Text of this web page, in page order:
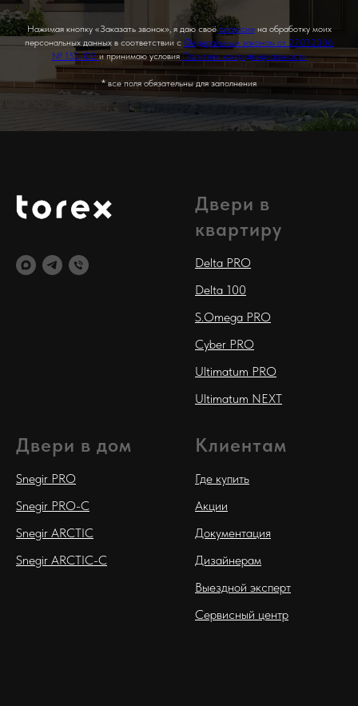
Нажимая кнопку «Заказать звонок», я даю своёсогласиена обработку моих
персональных данных в соответствии с Федеральным законом от 27.07.2006
№ 152-ФЗи принимаю условияПолитики конфиденциальности
* все поля обязательны для заполнения
Двери в
квартиру
Delta PRO
Delta 100
S.Omega PRO
Cyber PRO
Ultimatum PRO
Ultimatum NEXT
Двери в дом
Snegir PRO
Snegir PRO-C
Snegir ARCTIC
Snegir ARCTIC-C
Клиентам
Где купить
Акции
Документация
Дизайнерам
Выездной эксперт
Сервисный центр